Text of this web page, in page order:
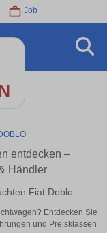
Job
entdecken –
Händler
Fiat Doblo
Entdecken Sie
und Preisklassen